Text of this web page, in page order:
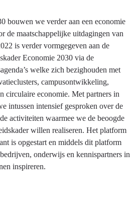
bouwen we verder aan een economie
de maatschappelijke uitdagingen van
is verder vormgegeven aan de
Economie 2030 via de
welke zich bezighouden met
campusontwikkeling,
circulaire economie. Met partners in
intussen intensief gesproken over de
activiteiten waarmee we de beoogde
willen realiseren. Het platform
is opgestart en middels dit platform
onderwijs en kennispartners in
inspireren.